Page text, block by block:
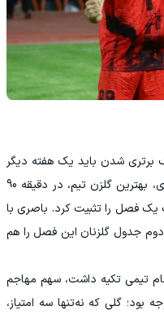
برتری شدن باید یک هفته دیگر
صبر کنند، گل صعود را محمدحسین باصری، بهترین گلزن تیم، در دقیقه 90
یک فصل را تثبیت کرد. باصری با
رده دوم جدول گلزنان این فصل را هم
تیمی تکیه داشت، سهم مهاجم
بود؛ گلی که نه‌تنها سه امتیاز،